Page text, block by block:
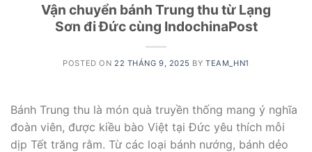
Vận chuyển bánh Trung thu từ Lạng
Sơn đi Đức cùng IndochinaPost
POSTED ON 22 THÁNG 9, 2025 BYTEAM_HN1
Bánh Trung thu là món quà truyền thống mang ý nghĩa
đoàn viên, được kiều bào Việt tại Đức yêu thích mỗi
dịp Tết trăng rằm. Từ các loại bánh nướng, bánh dẻo